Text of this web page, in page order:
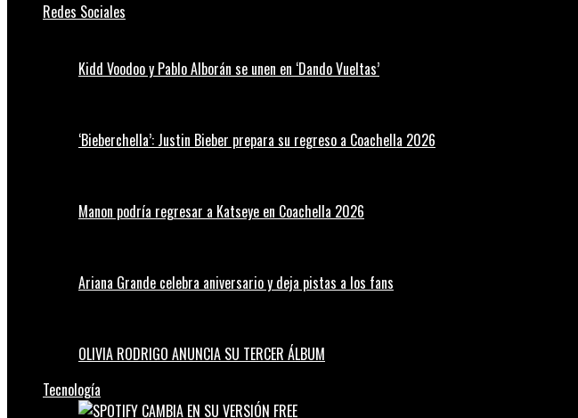
Redes Sociales
Kidd Voodoo y Pablo Alborán se unen en ‘Dando Vueltas’
‘Bieberchella’: Justin Bieber prepara su regreso a Coachella 2026
Manon podría regresar a Katseye en Coachella 2026
Ariana Grande celebra aniversario y deja pistas a los fans
OLIVIA RODRIGO ANUNCIA SU TERCER ÁLBUM
Tecnología